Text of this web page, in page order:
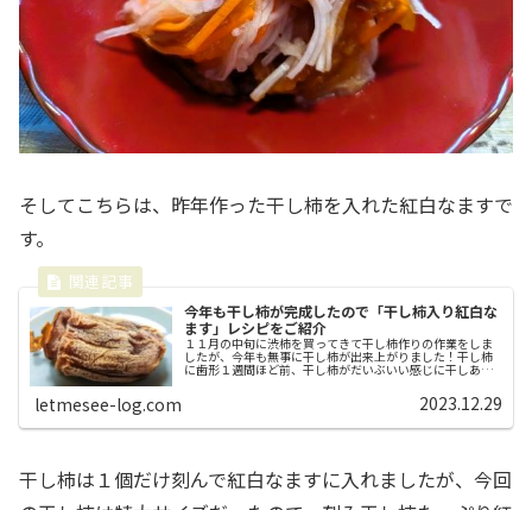
そしてこちらは、昨年作った干し柿を入れた紅白なますで
す。
今年も干し柿が完成したので「干し柿入り紅白な
ます」レシピをご紹介
１１月の中旬に渋柿を買ってきて干し柿作りの作業をしま
したが、今年も無事に干し柿が出来上がりました！干し柿
に歯形１週間ほど前、干し柿がだいぶいい感じに干しあが
letmesee-log.com 2023.12.29
干し柿は１個だけ刻んで紅白なますに入れましたが、今回